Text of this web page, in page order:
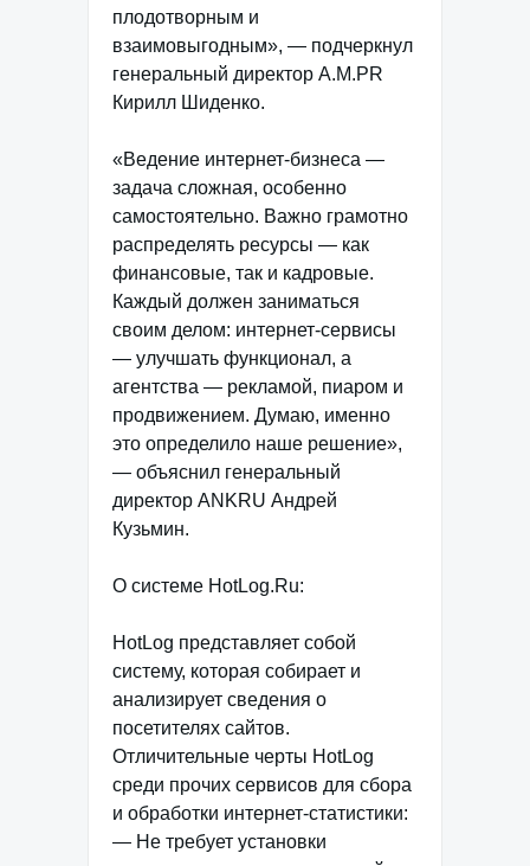
плодотворным и
взаимовыгодным», — подчеркнул
генеральный директор A.M.PR
Кирилл Шиденко.
«Ведение интернет-бизнеса —
задача сложная, особенно
самостоятельно. Важно грамотно
распределять ресурсы — как
финансовые, так и кадровые.
Каждый должен заниматься
своим делом: интернет-сервисы
— улучшать функционал, а
агентства — рекламой, пиаром и
продвижением. Думаю, именно
это определило наше решение»,
— объяснил генеральный
директор ANKRU Андрей
Кузьмин.
О системе HotLog.Ru:
HotLog представляет собой
систему, которая собирает и
анализирует сведения о
посетителях сайтов.
Отличительные черты HotLog
среди прочих сервисов для сбора
и обработки интернет-статистики:
— Не требует установки